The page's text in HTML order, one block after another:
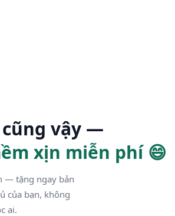
cũng vậy —
xịn miễn phí 😄
— tặng ngay bản
của bạn, không
ai.